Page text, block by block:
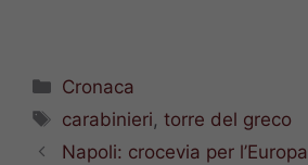
Categorie
Cronaca
Tag
carabinieri,torre del greco
Napoli: crocevia per l’Europa